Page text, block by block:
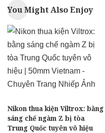
You Might Also Enjoy
Nikon thua kiện Viltrox: bằng
sáng chế ngàm Z bị tòa
Trung Quốc tuyên vô hiệu